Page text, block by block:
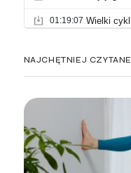
NAJCHĘTNIEJ CZYTANE